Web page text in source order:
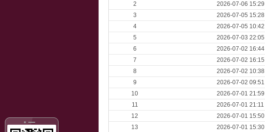
2
2026-07-06 15:29
3
2026-07-05 15:28
4
2026-07-05 10:42
5
2026-07-03 22:05
6
2026-07-02 16:44
7
2026-07-02 16:15
8
2026-07-02 10:38
9
2026-07-02 09:51
10
2026-07-01 21:59
11
2026-07-01 21:11
12
2026-07-01 15:50
13
2026-07-01 15:30